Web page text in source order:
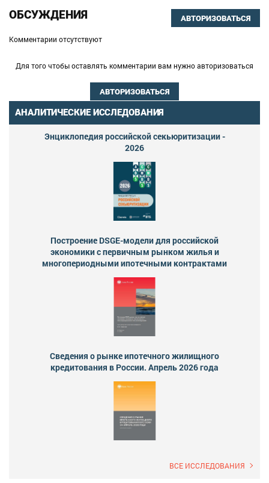
ОБСУЖДЕНИЯ АВТОРИЗОВАТЬСЯ
Комментарии отсутствуют
Для того чтобы оставлять комментарии вам нужно авторизоваться
АВТОРИЗОВАТЬСЯ
АНАЛИТИЧЕСКИЕ ИССЛЕДОВАНИЯ
Энциклопедия российской секьюритизации -
2026
Построение DSGE-модели для российской
экономики с первичным рынком жилья и
многопериодными ипотечными контрактами
Сведения о рынке ипотечного жилищного
кредитования в России. Апрель 2026 года
ВСЕ ИССЛЕДОВАНИЯ